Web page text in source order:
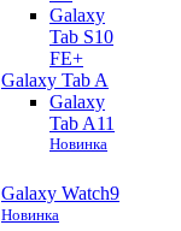
Galaxy
Tab S10
FE+
Galaxy Tab A
Galaxy
Tab A11
Новинка
Galaxy Watch9
Новинка